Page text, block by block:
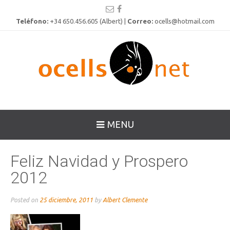
Teléfono:+34 650.456.605 (Albert) | Correo: ocells@hotmail.com
MENU
Feliz Navidad y Prospero
2012
Posted on 25 diciembre, 2011 by Albert Clemente